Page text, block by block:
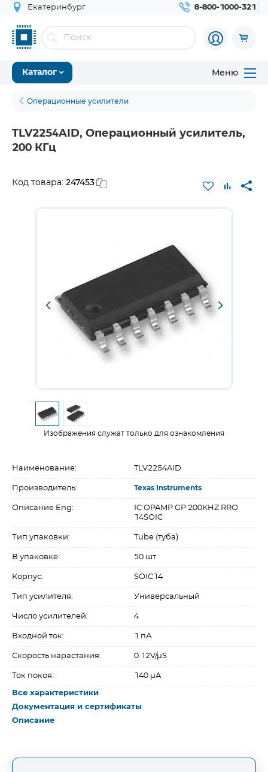
Екатеринбург 8-800-1000-321
Каталог Меню
Операционные усилители
TLV2254AID, Операционный усилитель,
200 КГц
Код товара: 247453
Изображения служат только для ознакомления
Наименование: TLV2254AID
Производитель: Texas Instruments
Описание Eng:
IC OPAMP GP 200KHZ RRO
14SOIC
Тип упаковки: Tube (туба)
В упаковке: 50 шт
Корпус: SOIC14
Тип усилителя: Универсальный
Число усилителей: 4
Входной ток: 1 пА
Скорость нарастания: 0.12V/µS
Ток покоя: 140 µA
Все характеристики
Документация и сертификаты
Описание